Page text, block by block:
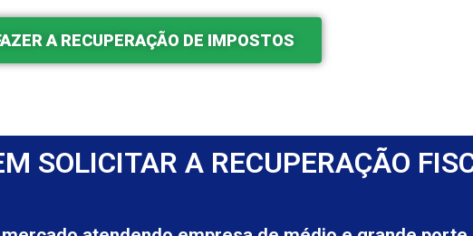
A RECUPERAÇÃO DE IMPOSTOS
SOLICITAR A RECUPERAÇÃO